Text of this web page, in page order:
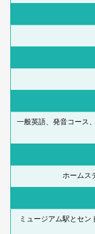
一般英語、発音コース
ホームス
ミュージアム駅とセ